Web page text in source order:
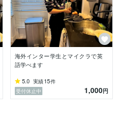
海外インター学生とマイクラで英
語学べます
5.0 実績15件
受付休止中
1,000円